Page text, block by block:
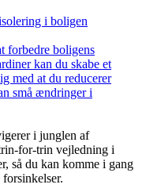
i boligen
forbedre boligens
kan du skabe et
med at du reducerer
små ændringer i
i junglen af
for-trin vejledning i
så du kan komme i gang